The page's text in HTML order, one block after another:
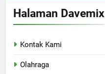
Halaman Davemix
Kontak Kami
Olahraga